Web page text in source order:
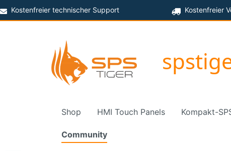
Kostenfreier technischer Support Kostenfreier
Shop HMI Touch Panels Kompakt-
Community